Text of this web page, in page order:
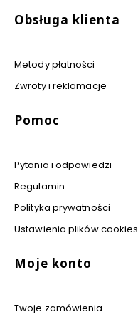
Obsługa klienta
Metody płatności
Zwroty i reklamacje
Pomoc
Pytania i odpowiedzi
Regulamin
Polityka prywatności
Ustawienia plików cookies
Moje konto
Twoje zamówienia